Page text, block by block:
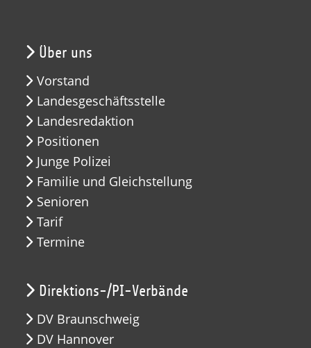
Über uns
Vorstand
Landesgeschäftsstelle
Landesredaktion
Positionen
Junge Polizei
Familie und Gleichstellung
Senioren
Tarif
Termine
Direktions-/PI-Verbände
DV Braunschweig
DV Hannover